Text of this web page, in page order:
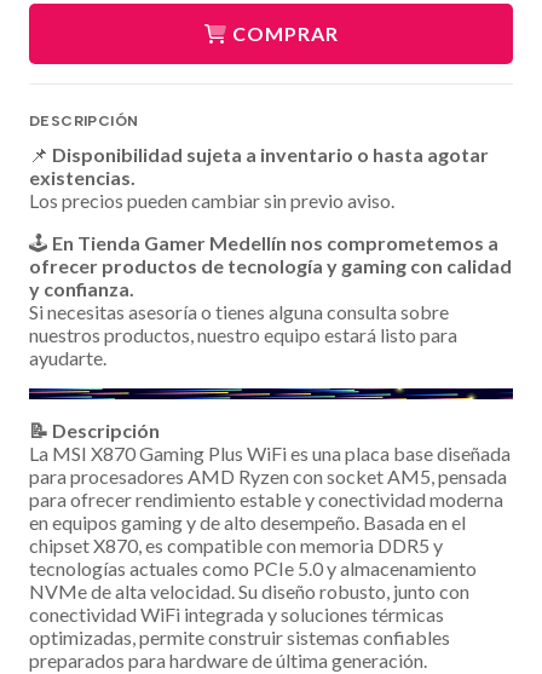
COMPRAR
DESCRIPCIÓN
📌 Disponibilidad sujeta a inventario o hasta agotar
existencias.
Los precios pueden cambiar sin previo aviso.
🕹️ En Tienda Gamer Medellín nos comprometemos a
ofrecer productos de tecnología y gaming con calidad
y confianza.
Si necesitas asesoría o tienes alguna consulta sobre
nuestros productos, nuestro equipo estará listo para
ayudarte.
📝 Descripción
La MSI X870 Gaming Plus WiFi es una placa base diseñada
para procesadores AMD Ryzen con socket AM5, pensada
para ofrecer rendimiento estable y conectividad moderna
en equipos gaming y de alto desempeño. Basada en el
chipset X870, es compatible con memoria DDR5 y
tecnologías actuales como PCIe 5.0 y almacenamiento
NVMe de alta velocidad. Su diseño robusto, junto con
conectividad WiFi integrada y soluciones térmicas
optimizadas, permite construir sistemas confiables
preparados para hardware de última generación.